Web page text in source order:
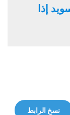
إذا
نسخ الرابط